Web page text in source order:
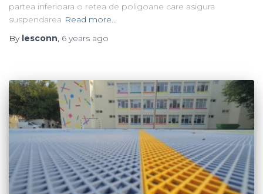
partea inferioara o retea de poligoane care asigura
suspendarea Read more…
By lesconn, 6 years ago